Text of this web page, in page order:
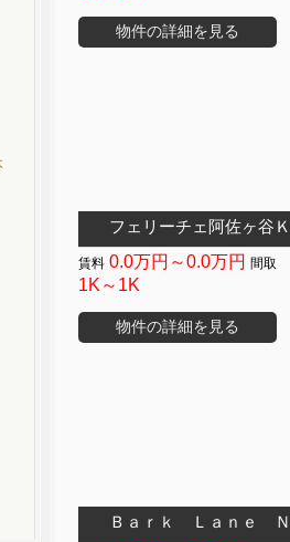
物件の詳細を見る
フェリーチェ阿佐ヶ谷Ｋ
0.0万円～0.0万円
1K～1K
物件の詳細を見る
Ｂａｒｋ Ｌａｎｅ Ｎ